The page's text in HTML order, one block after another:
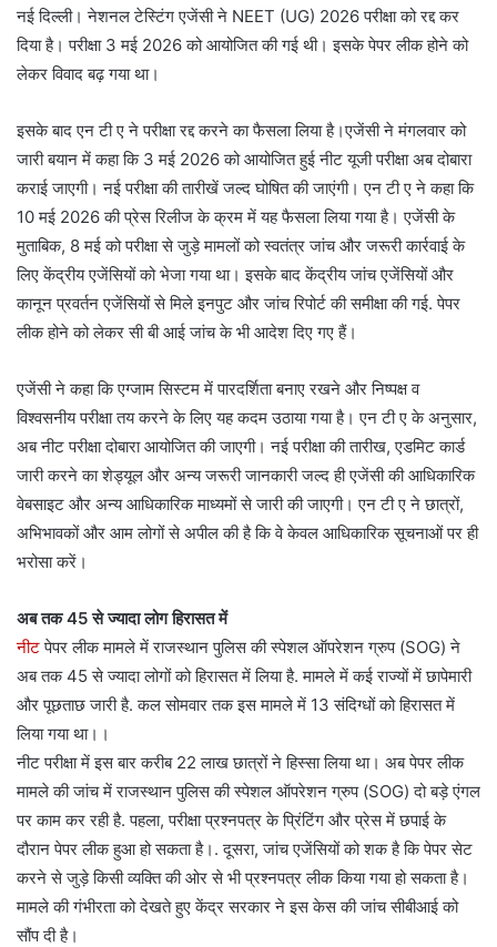
नई दिल्ली। नेशनल टेस्टिंग एजेंसी ने NEET (UG) 2026 परीक्षा को रद्द कर
दिया है। परीक्षा 3 मई 2026 को आयोजित की गई थी। इसके पेपर लीक होने को
लेकर विवाद बढ़ गया था।
इसके बाद एन टी ए ने परीक्षा रद्द करने का फैसला लिया है।एजेंसी ने मंगलवार को
जारी बयान में कहा कि 3 मई 2026 को आयोजित हुई नीट यूजी परीक्षा अब दोबारा
कराई जाएगी। नई परीक्षा की तारीखें जल्द घोषित की जाएंगी। एन टी ए ने कहा कि
10 मई 2026 की प्रेस रिलीज के क्रम में यह फैसला लिया गया है। एजेंसी के
मुताबिक, 8 मई को परीक्षा से जुड़े मामलों को स्वतंत्र जांच और जरूरी कार्रवाई के
लिए केंद्रीय एजेंसियों को भेजा गया था। इसके बाद केंद्रीय जांच एजेंसियों और
कानून प्रवर्तन एजेंसियों से मिले इनपुट और जांच रिपोर्ट की समीक्षा की गई. पेपर
लीक होने को लेकर सी बी आई जांच के भी आदेश दिए गए हैं।
एजेंसी ने कहा कि एग्जाम सिस्टम में पारदर्शिता बनाए रखने और निष्पक्ष व
विश्वसनीय परीक्षा तय करने के लिए यह कदम उठाया गया है। एन टी ए के अनुसार,
अब नीट परीक्षा दोबारा आयोजित की जाएगी। नई परीक्षा की तारीख, एडमिट कार्ड
जारी करने का शेड्यूल और अन्य जरूरी जानकारी जल्द ही एजेंसी की आधिकारिक
वेबसाइट और अन्य आधिकारिक माध्यमों से जारी की जाएगी। एन टी ए ने छात्रों,
अभिभावकों और आम लोगों से अपील की है कि वे केवल आधिकारिक सूचनाओं पर ही
भरोसा करें।
अब तक 45 से ज्यादा लोग हिरासत में
नीटपेपर लीक मामले में राजस्थान पुलिस की स्पेशल ऑपरेशन ग्रुप (SOG) ने
अब तक 45 से ज्यादा लोगों को हिरासत में लिया है. मामले में कई राज्यों में छापेमारी
और पूछताछ जारी है. कल सोमवार तक इस मामले में 13 संदिग्धों को हिरासत में
लिया गया था।।
नीट परीक्षा में इस बार करीब 22 लाख छात्रों ने हिस्सा लिया था। अब पेपर लीक
मामले की जांच में राजस्थान पुलिस की स्पेशल ऑपरेशन ग्रुप (SOG) दो बड़े एंगल
पर काम कर रही है. पहला, परीक्षा प्रश्नपत्र के प्रिंटिंग और प्रेस में छपाई के
दौरान पेपर लीक हुआ हो सकता है।. दूसरा, जांच एजेंसियों को शक है कि पेपर सेट
करने से जुड़े किसी व्यक्ति की ओर से भी प्रश्नपत्र लीक किया गया हो सकता है।
मामले की गंभीरता को देखते हुए केंद्र सरकार ने इस केस की जांच सीबीआई को
सौंप दी है।